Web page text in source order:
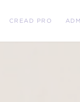
CREAD PRO